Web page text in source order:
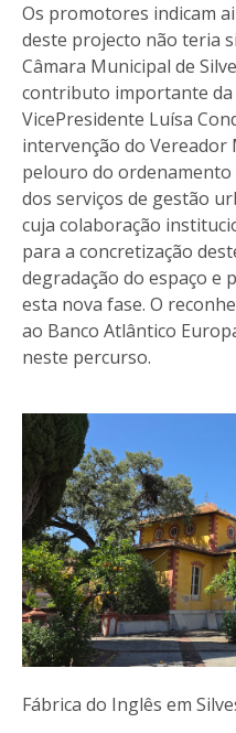
Os promotores indicam
deste projecto não teria
Câmara Municipal de
contributo importante da
VicePresidente Luísa
intervenção do Vereador
pelouro do
dos serviços de gestão
cuja colaboração
para a concretização
degradação do espaço e
esta nova fase. O
ao Banco Atlântico
neste percurso.
Fábrica do Inglês em